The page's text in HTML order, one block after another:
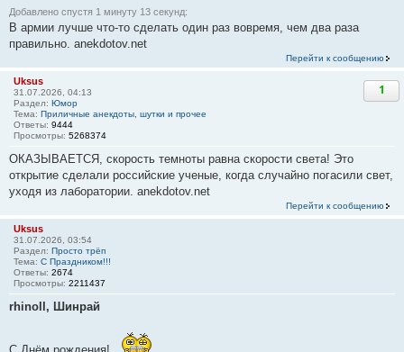
Добавлено спустя 1 минуту 13 секунд:
В армии лучше что-то сделать один раз вовремя, чем два раза
правильно. anekdotov.net
Перейти к сообщению
Uksus
31.07.2026, 04:13
Раздел: Юмор
Тема: Приличные анекдоты, шутки и прочее
Ответы: 9444
Просмотры: 5268374
1
ОКАЗЫВАЕТСЯ, скорость темноты равна скорости света! Это
открытие сделали российские ученые, когда случайно погасили свет,
уходя из лаборатории. anekdotov.net
Перейти к сообщению
Uksus
31.07.2026, 03:54
Раздел: Просто трёп
Тема: С Праздником!!!
Ответы: 2674
Просмотры: 2211437
rhinoll, Шинрай